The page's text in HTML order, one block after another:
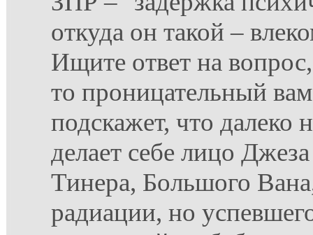
откуда он такой –
Ищите ответ на
то проницательный
подскажет, что далеко
делает себе лицо
Тинера, Большого
радиации, но